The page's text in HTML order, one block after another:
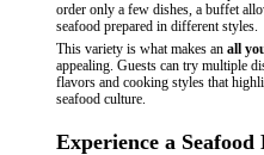
order only a few dishes, a buffet
seafood prepared in different styles.
This variety is what makes anall
appealing. Guests can try multiple
flavors and cooking styles that
seafood culture.
Experience a